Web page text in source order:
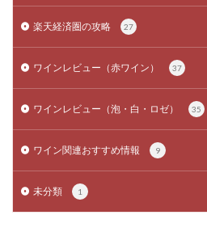
楽天経済圏の攻略 27
ワインレビュー（赤ワイン） 37
ワインレビュー（泡・白・ロゼ） 35
ワイン関連おすすめ情報 9
未分類 1